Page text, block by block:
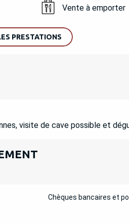
Vente à emporter
PRESTATIONS
visite de cave possible et
Chèques bancaires et